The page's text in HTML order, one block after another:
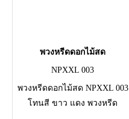
พวงหรีดดอกไม้สด
NPXXL 003
พวงหรีดดอกไม้สด NPXXL 003
โทนสี ขาว แดง พวงหรีด